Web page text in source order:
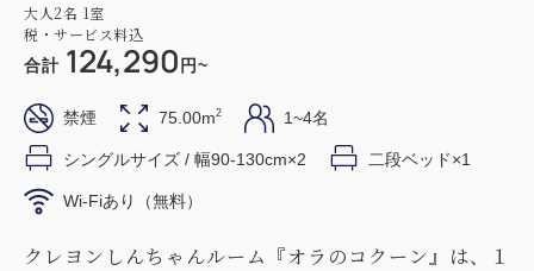
大人2名 1室
税・サービス料込
合計 124,290 円~
禁煙 75.00m2 1~4名
シングルサイズ / 幅90-130cm×2 二段ベッド×1
Wi-Fiあり（無料）
クレヨンしんちゃんルーム『オラのコクーン』は、１